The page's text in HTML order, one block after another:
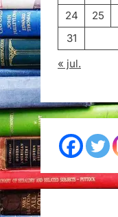
24
25
31
« jul.